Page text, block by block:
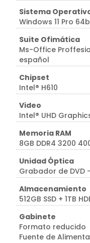
Sistema
Windows 11 Pro
Suite Ofimática
Ms-Office
español
Chipset
Intel® H610
Video
Intel® UHD
Memoria RAM
8GB DDR4 3200
Unidad Óptica
Grabador de DVD
Almacenamiento
512GB SSD + 1TB
Gabinete
Formato reducido
Fuente de